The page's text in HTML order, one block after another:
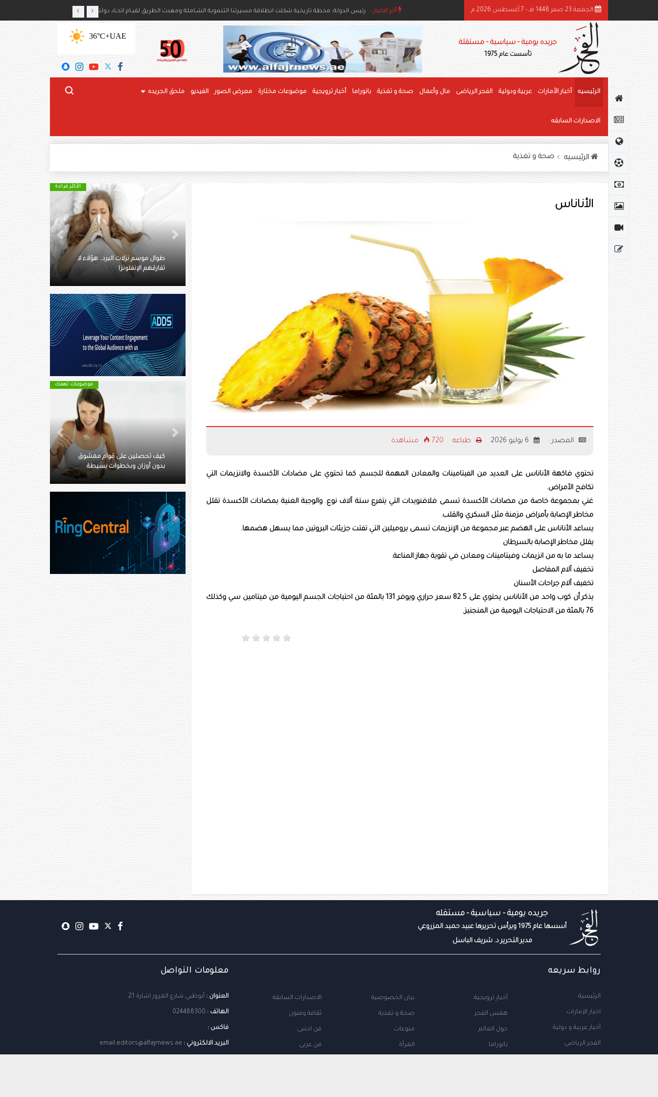
أخر الاخبار :
رئيس الدولة: محطة تاريخية شكلت انطلاقة مسيرتنا التنموية الشـاملة ومهدت الطريق لقيـام اتحـاد دولتنـا
رئيس الدولة ونائباه يهنئون رئيس بوليفيا وحاكم عام جامايكا بذكرى استقلال بلديهما بن راشد: الشيخ زايد قائد عظيم وحّد الصف وأرسى دعائم النهضة وغرس قيم العطاء والإنسانية ‹ › الجمعة 23 صفر 1448 هـ - 7 أغسطس 2026 م
جريده يومية - سياسية - مستقلة
تأسست عام 1975
UAE
+36°C
الرئيسيه أخبار الأمارات عربية ودولية الفجر الرياضى مال وأعمال صحة و تغذية بانوراما أخبار ترويجية موضوعات مختارة معرض الصور الفيديو ملحق الجريده
الاصدارات السابقه
الرئيسيه صحة و تغذية
الأناناس
المصدر : طباعه 720 مشاهدة
تحتوي فاكهة الأناناس على العديد من الفيتامينات والمعادن المهمة للجسم، كما تحتوي على مضادات الأكسدة والانزيمات التي
تكافح الأمراض.
غني بمجموعة خاصة من مضادات الأكسدة تسمى فلافنويدات التي يتفرع ستة آلاف نوع. والوجبة الغنية بمضادات الأكسدة تقلل
مخاطر الإصابة بأمراض مزمنة مثل السكري والقلب.
يساعد الأناناس على الهضم عبر مجموعة من الإنزيمات تسمى بروميلين التي تفتت جزيئات البروتين مما يسهل هضمها.
يقلل مخاطر الإصابة بالسرطان
يساعد ما به من انزيمات وفيتامينات ومعادن في تقوية جهاز المناعة.
تخفيف آلام المفاصل
تخفيف آلام جراحات الأسنان
يذكر أن كوب واحد من الأناناس يحتوي على 82.5 سعر حراري ويوفر 131 بالمئة من احتياجات الجسم اليومية من فيتامين سي وكذلك
76 بالمئة من الاحتياجات اليومية من المنجنيز.
الأكثر قراءة
طوال موسم نزلات البرد.. هؤلاء لا
تفارقهم الإنفلونزا
الزائد في الطعام
Previous
Next
موضوعات تهمك
كيف تحصلين على قوام ممشوق
بدون أوزان وبخطوات بسيطة
دراسة تهدم
Previous
Next
جريده يومية - سياسية - مستقله
أسسها عام 1975 ويرأس تحريرها عبيد حميد المزروعي
مدير التحرير د. شريف الباسل
روابط سريعه
الرئيسية
اخبار الإمارات
أخبار عربية و دولية
الفجر الرياضى
أخبار ترويجية
همس الفجر
حول العالم
بانوراما
بيان الخصوصية
صحة و تغذية
منوعات
المرأة
الاصدارات السابقة
ثقافة وفنون
فن اجنبى
فن عربى
معلومات التواصل
العنوان : أبوظبي شارع المرور اشارة 21
الهاتف : 024488300
فاكس :
البريد الالكتروني : email:editors@alfajrnews.ae